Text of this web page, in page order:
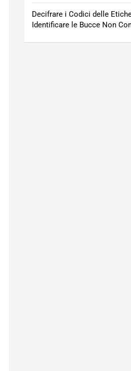
Decifrare i Codici delle
Identificare le Bucce Non